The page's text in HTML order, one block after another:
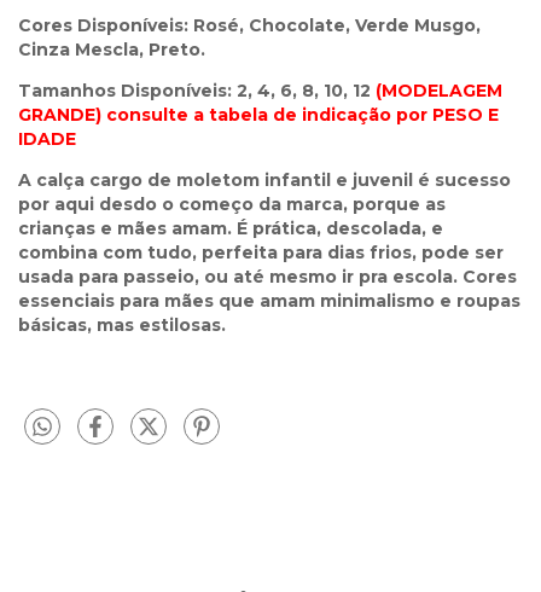
Cores Disponíveis: Rosé, Chocolate, Verde Musgo,
Cinza Mescla, Preto.
Tamanhos Disponíveis: 2, 4, 6, 8, 10, 12 (MODELAGEM
GRANDE) consulte a tabela de indicação por PESO E
IDADE
A calça cargo de moletom infantil e juvenil é sucesso
por aqui desdo o começo da marca, porque as
crianças e mães amam. É prática, descolada, e
combina com tudo, perfeita para dias frios, pode ser
usada para passeio, ou até mesmo ir pra escola. Cores
essenciais para mães que amam minimalismo e roupas
básicas, mas estilosas.